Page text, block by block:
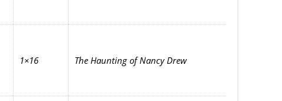
1×16
The Haunting of Nancy Drew